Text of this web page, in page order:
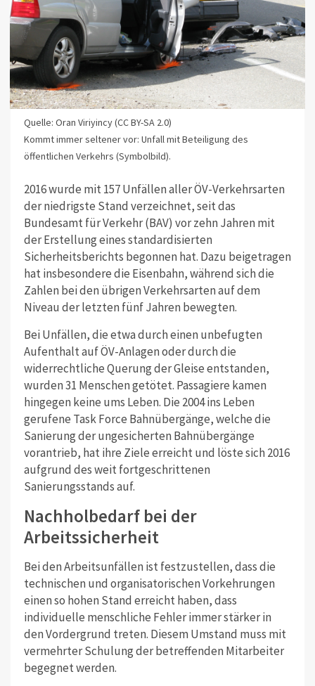
Quelle: Oran Viriyincy (CC BY-SA 2.0)
Kommt immer seltener vor: Unfall mit Beteiligung des
öffentlichen Verkehrs (Symbolbild).
2016 wurde mit 157 Unfällen aller ÖV-Verkehrsarten
der niedrigste Stand verzeichnet, seit das
Bundesamt für Verkehr (BAV) vor zehn Jahren mit
der Erstellung eines standardisierten
Sicherheitsberichts begonnen hat. Dazu beigetragen
hat insbesondere die Eisenbahn, während sich die
Zahlen bei den übrigen Verkehrsarten auf dem
Niveau der letzten fünf Jahren bewegten.
Bei Unfällen, die etwa durch einen unbefugten
Aufenthalt auf ÖV-Anlagen oder durch die
widerrechtliche Querung der Gleise entstanden,
wurden 31 Menschen getötet. Passagiere kamen
hingegen keine ums Leben. Die 2004 ins Leben
gerufene Task Force Bahnübergänge, welche die
Sanierung der ungesicherten Bahnübergänge
vorantrieb, hat ihre Ziele erreicht und löste sich 2016
aufgrund des weit fortgeschrittenen
Sanierungsstands auf.
Nachholbedarf bei der
Arbeitssicherheit
Bei den Arbeitsunfällen ist festzustellen, dass die
technischen und organisatorischen Vorkehrungen
einen so hohen Stand erreicht haben, dass
individuelle menschliche Fehler immer stärker in
den Vordergrund treten. Diesem Umstand muss mit
vermehrter Schulung der betreffenden Mitarbeiter
begegnet werden.